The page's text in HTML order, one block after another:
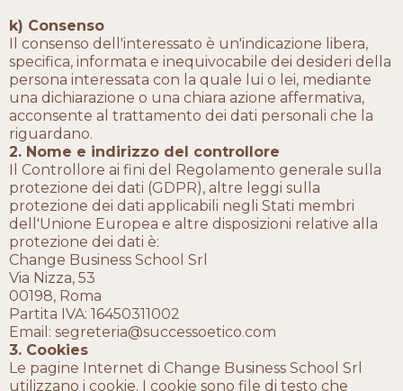
k) Consenso
Il consenso dell'interessato è un'indicazione libera,
specifica, informata e inequivocabile dei desideri della
persona interessata con la quale lui o lei, mediante
una dichiarazione o una chiara azione affermativa,
acconsente al trattamento dei dati personali che la
riguardano.
2. Nome e indirizzo del controllore
Il Controllore ai fini del Regolamento generale sulla
protezione dei dati (GDPR), altre leggi sulla
protezione dei dati applicabili negli Stati membri
dell'Unione Europea e altre disposizioni relative alla
protezione dei dati è:
Change Business School Srl
Via Nizza, 53
00198, Roma
Partita IVA: 16450311002
Email: segreteria@successoetico.com
3. Cookies
Le pagine Internet di Change Business School Srl
utilizzano i cookie. I cookie sono file di testo che